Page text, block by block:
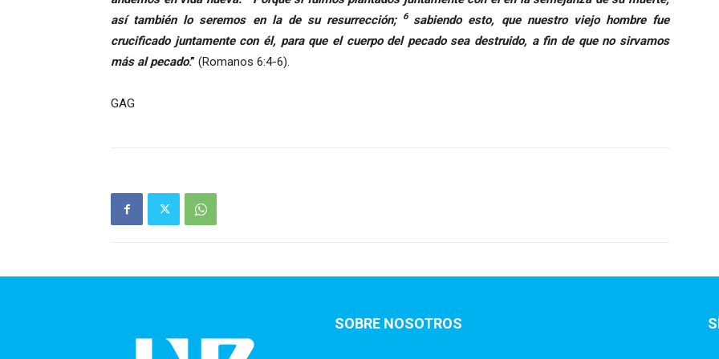
así también lo seremos en la de su resurrección;
6 sabiendo esto, que nuestro viejo hombre fue
crucificado juntamente con él, para que el cuerpo del pecado sea destruido, a fin de que no sirvamos
más al pecado.” (Romanos 6:4-6).
GAG
SOBRE NOSOTROS